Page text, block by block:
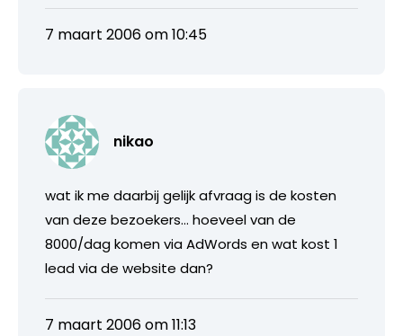
7 maart 2006 om 10:45
nikao
wat ik me daarbij gelijk afvraag is de kosten
van deze bezoekers… hoeveel van de
8000/dag komen via AdWords en wat kost 1
lead via de website dan?
7 maart 2006 om 11:13